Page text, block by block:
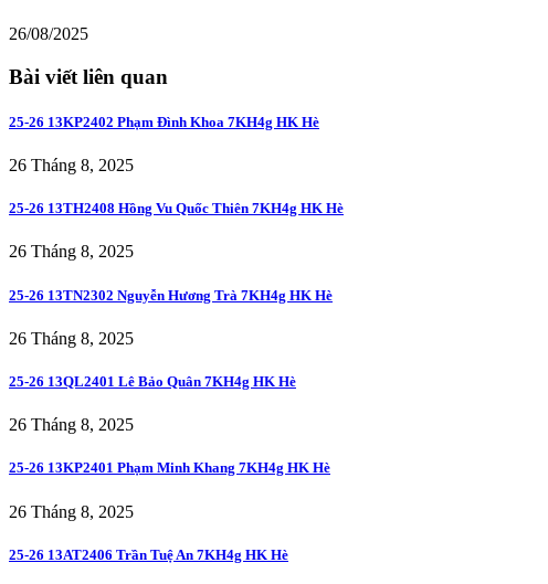
26/08/2025
Bài viết liên quan
25-26 13KP2402 Phạm Đình Khoa 7KH4g HK Hè
26 Tháng 8, 2025
25-26 13TH2408 Hồng Vu Quốc Thiên 7KH4g HK Hè
26 Tháng 8, 2025
25-26 13TN2302 Nguyễn Hương Trà 7KH4g HK Hè
26 Tháng 8, 2025
25-26 13QL2401 Lê Bảo Quân 7KH4g HK Hè
26 Tháng 8, 2025
25-26 13KP2401 Phạm Minh Khang 7KH4g HK Hè
26 Tháng 8, 2025
25-26 13AT2406 Trần Tuệ An 7KH4g HK Hè